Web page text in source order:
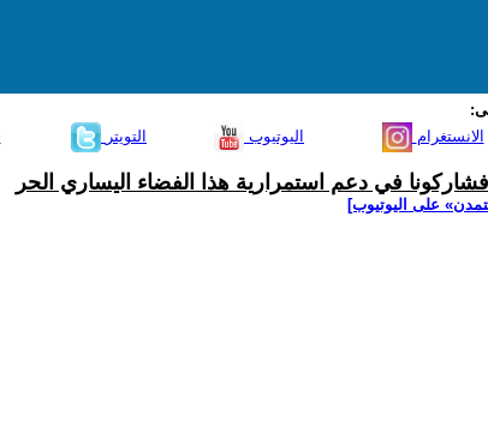
التويتر اليوتيوب الانستغرام
في دعم استمرارية هذا الفضاء اليساري الحر
على اليوتيوب]